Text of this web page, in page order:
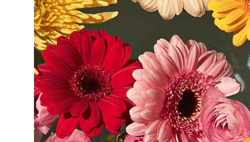
Amelia
Becerro
I
Visual
Designer